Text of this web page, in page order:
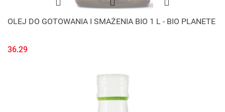
OLEJ DO GOTOWANIA I SMAŻENIA BIO 1 L - BIO PLANETE
36.29